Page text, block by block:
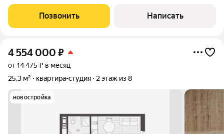
развитом районе Дербента!Площадь: 53 м просторно, удобно
зонировать на кухнюгостиную и
Позвонить Написать
4 554 000 ₽
от 14 475 ₽ в месяц
25,3 м²
квартира-студия 2 этаж из 8
новостройка